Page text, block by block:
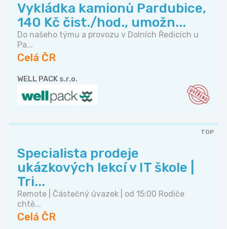
Vykládka kamionů Pardubice,
140 Kč čist./hod., umožn...
Do našeho týmu a provozu v Dolních Ředicích u
Pa...
Celá ČR
WELL PACK s.r.o.
TOP
Specialista prodeje
ukázkových lekcí v IT škole |
Tri...
Remote | Částečný úvazek | od 15:00 Rodiče
chtě...
Celá ČR